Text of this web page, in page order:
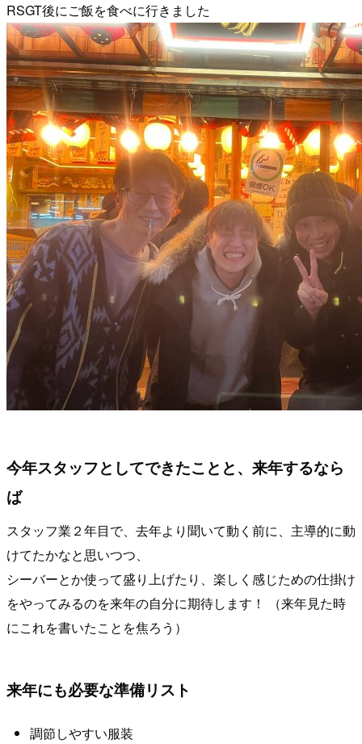
RSGT後にご飯を食べに行きました
今年スタッフとしてできたことと、来年するなら
ば
スタッフ業２年目で、去年より聞いて動く前に、主導的に動
けてたかなと思いつつ、
シーバーとか使って盛り上げたり、楽しく感じための仕掛け
をやってみるのを来年の自分に期待します！ （来年見た時
にこれを書いたことを焦ろう）
来年にも必要な準備リスト
調節しやすい服装